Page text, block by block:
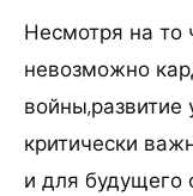
Несмотря на то
невозможно
войны,развитие
критически
и для будущего